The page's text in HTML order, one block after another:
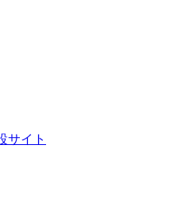
サイト